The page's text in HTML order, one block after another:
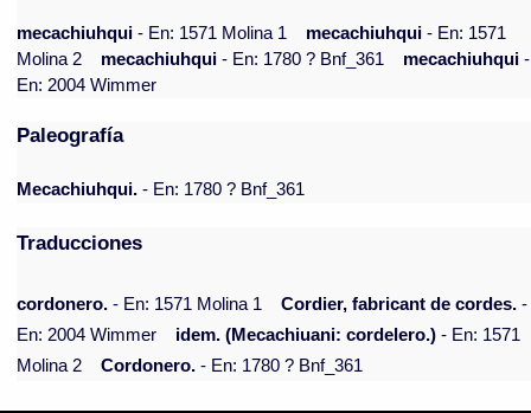
mecachiuhqui- En: 1571 Molina 1 mecachiuhqui- En: 1571
Molina 2
mecachiuhqui- En: 1780 ? Bnf_361 mecachiuhqui-
En: 2004 Wimmer
Paleografía
Mecachiuhqui. - En: 1780 ? Bnf_361
Traducciones
cordonero. - En: 1571 Molina 1 Cordier, fabricant de cordes. -
En: 2004 Wimmer
idem. (Mecachiuani: cordelero.) - En: 1571
Molina 2
Cordonero. - En: 1780 ? Bnf_361